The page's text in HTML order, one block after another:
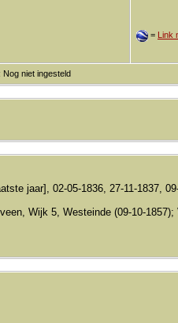
=
: Nog niet ingesteld
jaar], 02-05-1836, 27-11-1837,
Wijk 5, Westeinde (09-10-